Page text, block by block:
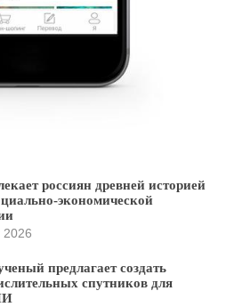
россиян древней историей
экономической
2026
предлагает создать
спутников для